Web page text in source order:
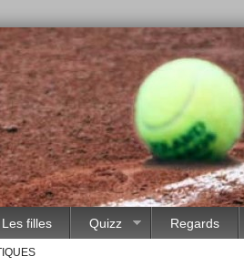
Les filles Quizz Regards